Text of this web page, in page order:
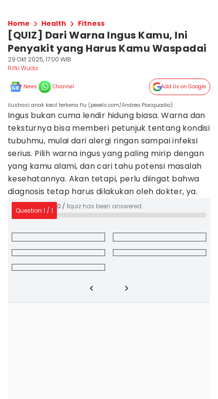
Home Health Fitness
[QUIZ] Dari Warna Ingus Kamu, Ini
Penyakit yang Harus Kamu Waspadai
29 Okt 2025, 17:00 WIB
Rifki Wuda
News Channel Add Us on Google
ilustrasi anak kecil terkena flu (pexels.com/Andrea Piacquadio)
Ingus bukan cuma lendir hidung biasa. Warna dan
teksturnya bisa memberi petunjuk tentang kondisi
tubuhmu, mulai dari alergi ringan sampai infeksi
serius. Pilih warna ingus yang paling mirip dengan
yang kamu alami, dan cari tahu potensi masalah
kesehatannya. Akan tetapi, perlu diingat bahwa
diagnosis tetap harus dilakukan oleh dokter, ya.
Question 1 / 1
0 / 1quiz has been answered.